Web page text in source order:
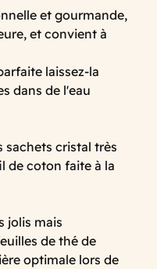
et gourmande,
et convient à
laissez-la
dans de l'eau
sachets cristal très
de coton faite à la
jolis mais
de thé de
optimale lors de